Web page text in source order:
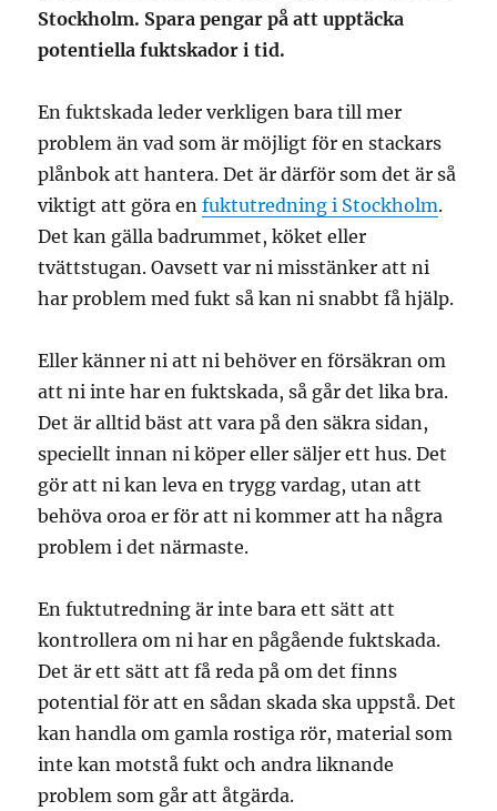
Stockholm. Spara pengar på att upptäcka
potentiella fuktskador i tid.
En fuktskada leder verkligen bara till mer
problem än vad som är möjligt för en stackars
plånbok att hantera. Det är därför som det är så
viktigt att göra enfuktutredning i Stockholm.
Det kan gälla badrummet, köket eller
tvättstugan. Oavsett var ni misstänker att ni
har problem med fukt så kan ni snabbt få hjälp.
Eller känner ni att ni behöver en försäkran om
att ni inte har en fuktskada, så går det lika bra.
Det är alltid bäst att vara på den säkra sidan,
speciellt innan ni köper eller säljer ett hus. Det
gör att ni kan leva en trygg vardag, utan att
behöva oroa er för att ni kommer att ha några
problem i det närmaste.
En fuktutredning är inte bara ett sätt att
kontrollera om ni har en pågående fuktskada.
Det är ett sätt att få reda på om det finns
potential för att en sådan skada ska uppstå. Det
kan handla om gamla rostiga rör, material som
inte kan motstå fukt och andra liknande
problem som går att åtgärda.